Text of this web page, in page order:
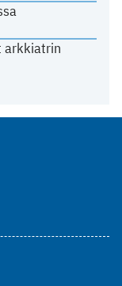
arkkiatrin